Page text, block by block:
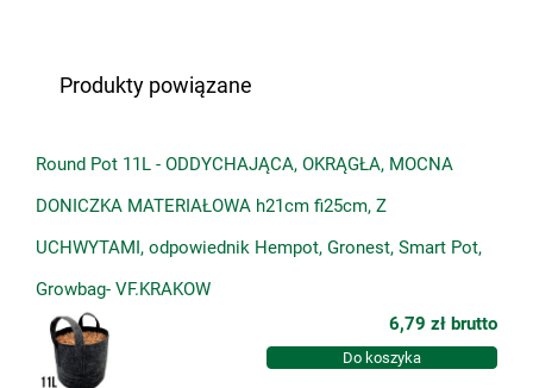
Produkty powiązane
Round Pot 11L - ODDYCHAJĄCA, OKRĄGŁA, MOCNA
DONICZKA MATERIAŁOWA h21cm fi25cm, Z
UCHWYTAMI, odpowiednik Hempot, Gronest, Smart Pot,
Growbag- VF.KRAKOW
6,79 zł brutto
Do koszyka